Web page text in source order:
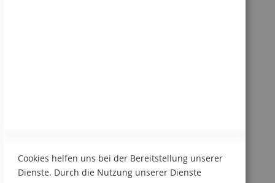
Kennenlern-Paket anfordern
Cookies helfen uns bei der Bereitstellung unserer
Dienste. Durch die Nutzung unserer Dienste